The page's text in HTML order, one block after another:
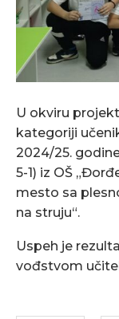
U okviru
kategoriji
2024/25.
5-1) iz OŠ
mesto sa
na struju“.
Uspeh je
vođstvom